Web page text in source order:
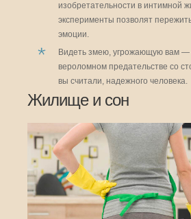
изобретательности в интимной
эксперименты позволят
эмоции.
Видеть змею, угрожающую вам —
вероломном предательстве со
вы считали, надежного человека.
Жилище и сон